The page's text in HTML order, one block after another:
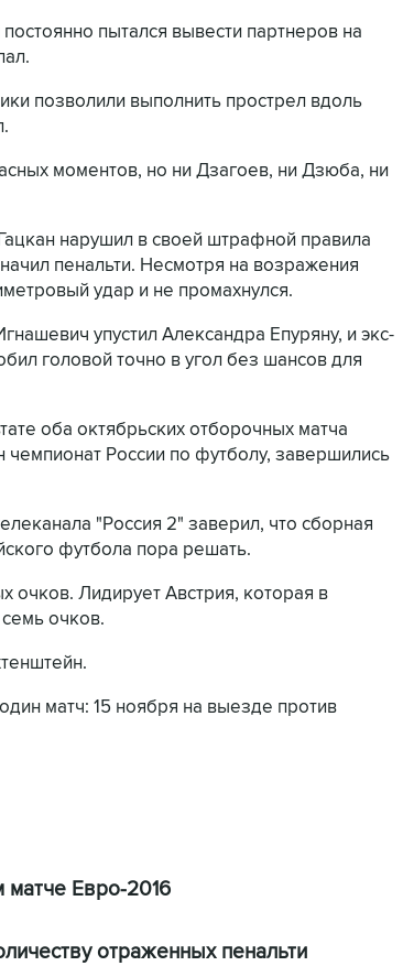
пытался вывести партнеров на
позволили выполнить прострел вдоль
моментов, но ни Дзагоев, ни Дзюба, ни
нарушил в своей штрафной правила
пенальти. Несмотря на возражения
удар и не промахнулся.
упустил Александра Епуряну, и экс-
головой точно в угол без шансов для
оба октябрьских отборочных матча
России по футболу, завершились
"Россия 2" заверил, что сборная
футбола пора решать.
очков. Лидирует Австрия, которая в
очков.
матч: 15 ноября на выезде против
Евро-2016
отраженных пенальти